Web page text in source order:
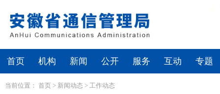
首页 机构 新闻 公开 服务 互动 专题
当前位置： 首页 > 新闻动态 > 工作动态